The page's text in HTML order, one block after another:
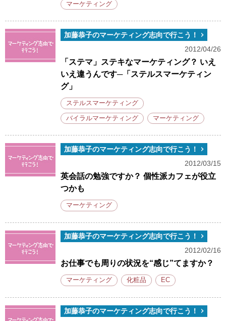
マーケティング
加藤恭子のマーケティング志向で行こう！
2012/04/26
「ステマ」ステキなマーケティング？ いえ
いえ違うんです─「ステルスマーケティン
グ」
ステルスマーケティング
バイラルマーケティング マーケティング
加藤恭子のマーケティング志向で行こう！
2012/03/15
英会話の勉強ですか？ 個性派カフェが役立
つかも
マーケティング
加藤恭子のマーケティング志向で行こう！
2012/02/16
お仕事でも周りの状況を“感じ”てますか？
マーケティング 化粧品 EC
加藤恭子のマーケティング志向で行こう！